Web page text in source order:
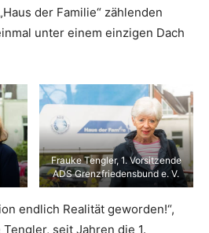
der Familie“ zählenden
unter einem einzigen Dach
Frauke Tengler, 1. Vorsitzende
ADS Grenzfriedensbund e. V.
endlich Realität geworden!“,
seit Jahren die 1.